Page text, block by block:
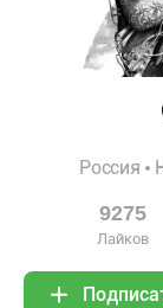
Россия
9275
Лайков